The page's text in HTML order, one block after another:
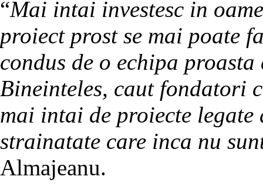
“Mai intai investesc in
proiect prost se mai poate
condus de o echipa proasta
Bineinteles, caut fondatori
mai intai de proiecte
strainatate care inca nu
Almajeanu.